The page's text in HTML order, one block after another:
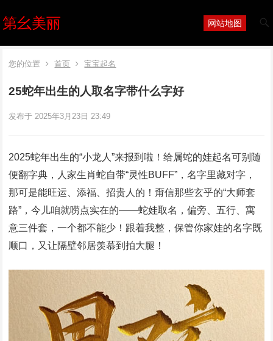
第幺美丽 网站地图
您的位置 首页 宝宝起名
25蛇年出生的人取名字带什么字好
发布于 2025年3月23日 23:49
2025蛇年出生的“小龙人”来报到啦！给属蛇的娃起名可别随
便翻字典，人家生肖蛇自带“灵性BUFF”，名字里藏对字，
那可是能旺运、添福、招贵人的！甭信那些玄乎的“大师套
路”，今儿咱就唠点实在的——蛇娃取名，‌偏旁、五行、寓
意‌三件套，一个都不能少！跟着我整，保管你家娃的名字既
顺口，又让隔壁邻居羡慕到拍大腿！